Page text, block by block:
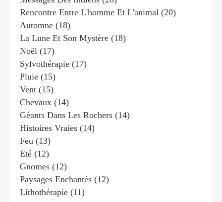
Rencontre Entre L'homme Et L'animal (20)
Automne (18)
La Lune Et Son Mystère (18)
Noël (17)
Sylvothérapie (17)
Pluie (15)
Vent (15)
Chevaux (14)
Géants Dans Les Rochers (14)
Histoires Vraies (14)
Feu (13)
Eté (12)
Gnomes (12)
Paysages Enchantés (12)
Lithothérapie (11)